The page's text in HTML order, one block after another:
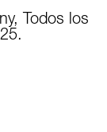
Todos los